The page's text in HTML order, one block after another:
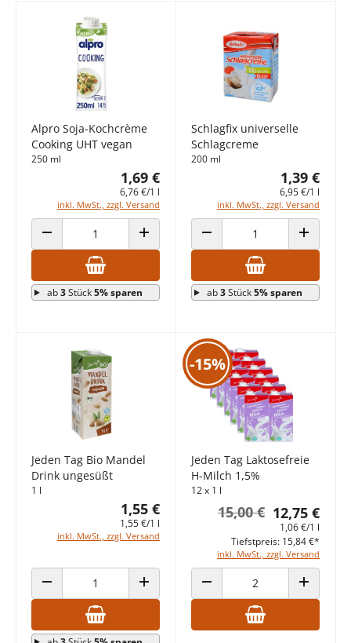
Alpro Soja-Kochcrème
Cooking UHT vegan
250 ml
1,69 €
6,76 €/1 l
inkl. MwSt., zzgl. Versand
ANZAHL VERRINGERN ANZAHL ERHÖHEN
ab3Stück5% sparen
Schlagfix universelle
Schlagcreme
200 ml
1,39 €
6,95 €/1 l
inkl. MwSt., zzgl. Versand
ANZAHL VERRINGERN ANZAHL
ab3Stück5% sparen
Jeden Tag Bio Mandel
Drink ungesüßt
1 l
1,55 €
1,55 €/1 l
inkl. MwSt., zzgl. Versand
ANZAHL VERRINGERN ANZAHL ERHÖHEN
-15%
Jeden Tag Laktosefreie
H-Milch 1,5%
12 x 1 l
12,75 €
15,00 €
1,06 €/1 l
inkl. MwSt., zzgl. Versand
Tiefstpreis: 15,84 €*
ANZAHL VERRINGERN ANZAHL